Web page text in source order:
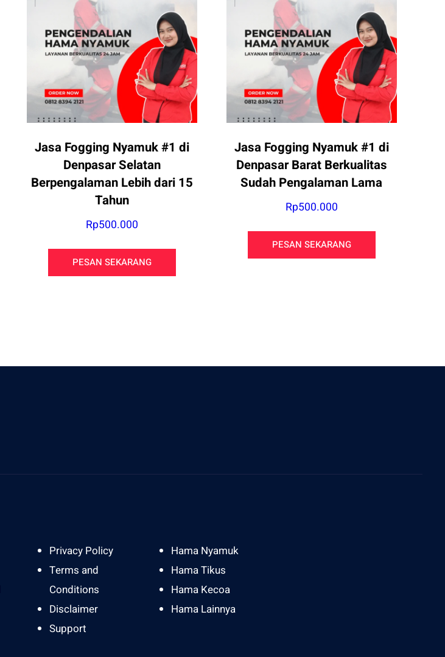
Jasa Fogging Nyamuk #1 di
Denpasar Selatan
Berpengalaman Lebih dari 15
Tahun
Rp500.000
PESAN SEKARANG
Jasa Fogging Nyamuk #1 di
Denpasar Barat Berkualitas
Sudah Pengalaman Lama
Rp500.000
PESAN SEKARANG
Privacy Policy
Terms and
Conditions
Disclaimer
Support
Hama Nyamuk
Hama Tikus
Hama Kecoa
Hama Lainnya